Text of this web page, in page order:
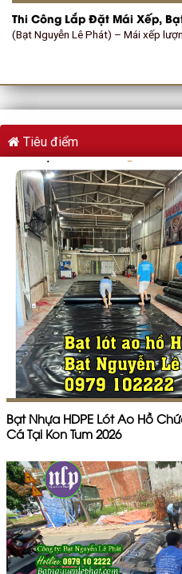
Thi Công Lắp Đặt Mái Xếp,
(Bạt Nguyễn Lê Phát) – Mái xếp
Tiêu điểm
Bạt Nhựa HDPE Lót Ao Hồ
Cá Tại Kon Tum 2026